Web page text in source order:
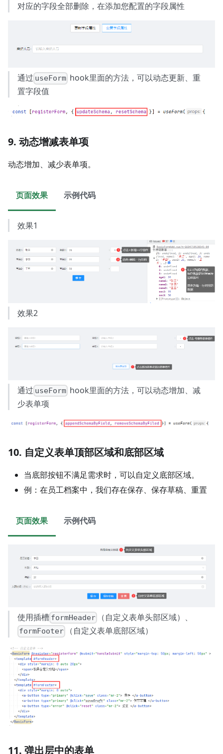
对应的字段全部删除，在添加您配置的字段属性
通过 useForm hook里面的方法，可以动态更新、重
置字段值
9. 动态增减表单项
动态增加、减少表单项。
页面效果 示例代码
效果1
效果2
通过 useForm hook里面的方法，可以动态增加、减
少表单项
10. 自定义表单顶部区域和底部区域
当底部按钮不满足需求时，可以自定义底部区域。
例：在员工档案中，我们存在保存、保存草稿、重置
页面效果 示例代码
使用插槽 formHeader （自定义表单头部区域）、
formFooter （自定义表单底部区域）
11. 弹出层中的表单